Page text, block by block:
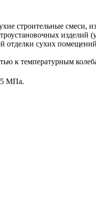
строительные смеси,
изделий
отделки сухих
к температурным
МПа.